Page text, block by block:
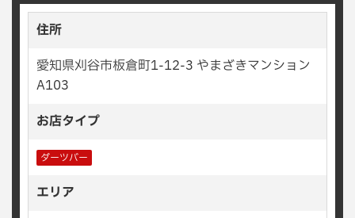
住所
愛知県刈谷市板倉町1-12-3 やまざきマンション
A103
お店タイプ
ダーツバー
エリア